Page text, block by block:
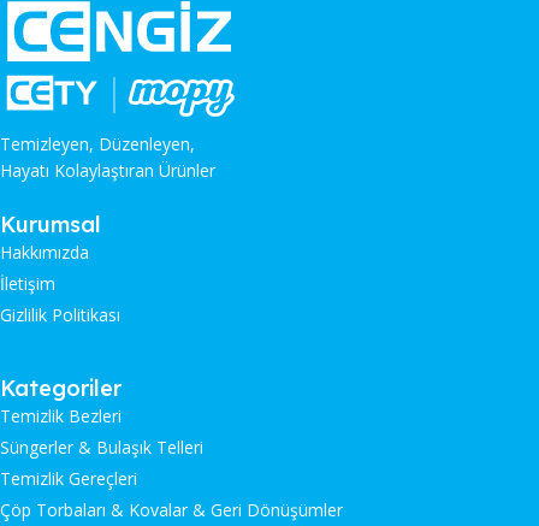
Temizleyen, Düzenleyen,
Hayatı Kolaylaştıran Ürünler
Kurumsal
Hakkımızda
İletişim
Gizlilik Politikası
Kategoriler
Temizlik Bezleri
Süngerler & Bulaşık Telleri
Temizlik Gereçleri
Çöp Torbaları & Kovalar & Geri Dönüşümler